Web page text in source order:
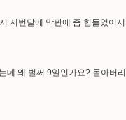
저번달에 막판에 좀 힘들었어
데 왜 벌써 9일인가요? 돌아버